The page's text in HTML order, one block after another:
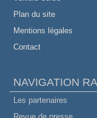
Plan du site
Mentions légales
Contact
NAVIGATION
Les partenaires